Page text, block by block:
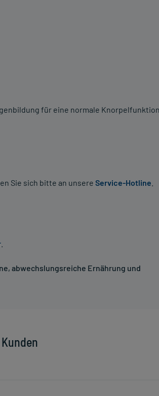
für eine normale Knorpelfunktion
Sie sich bitte an unsere Service-Hotline
abwechslungsreiche Ernährung und